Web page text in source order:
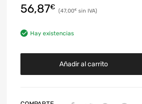
56,87€ 47,00€
Hay existencias
Añadir al carrito